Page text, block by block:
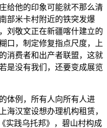
给他的印象可能就不那么清
部米卡村附近的铁突发爆
刘敬文正在新疆喀什建立的
口，制定修复指点尺度，上
消费者和出产者联盟，这就
是没有我们，还要变成展览
例，所有人向所有人进
海汉室设想办理机构租赁，
实践乌托邦》，碧山村构成